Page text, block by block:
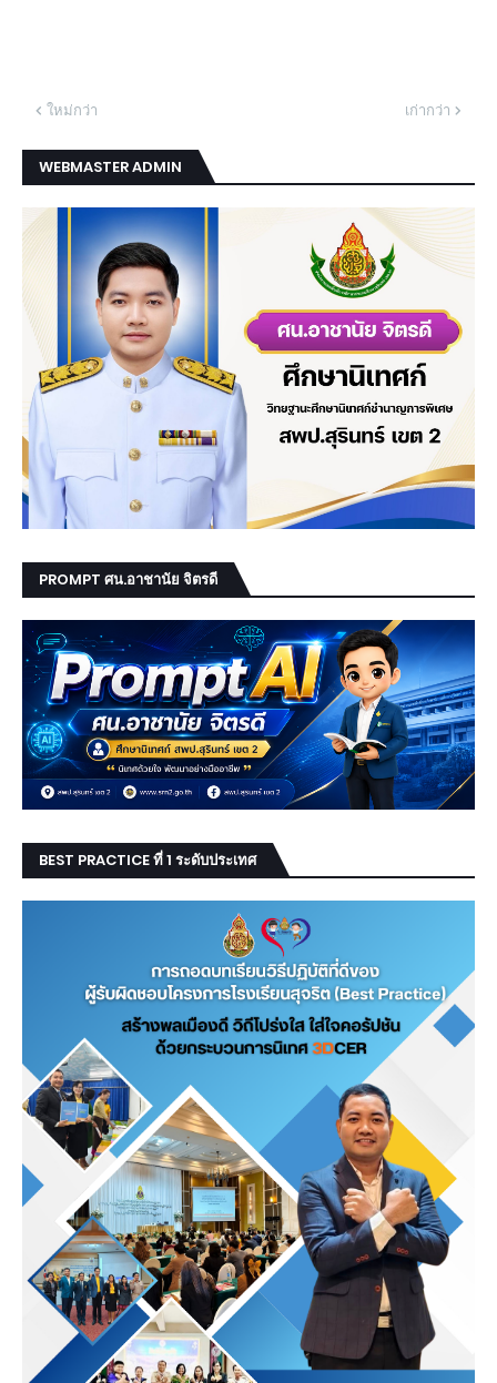
ใหม่กว่า เก่ากว่า
WEBMASTER ADMIN
PROMPT ศน.อาชานัย จิตรดี
BEST PRACTICE ที่ 1 ระดับประเทศ